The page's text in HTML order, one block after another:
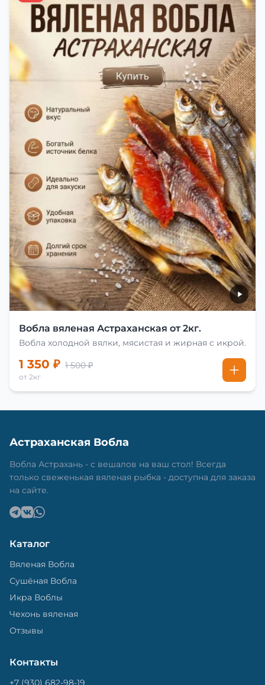
Вобла вяленая Астраханская от 2кг.
Вобла холодной вялки, мясистая и жирная с икрой.
1 350 ₽ 1 500 ₽
от 2кг
Астраханская Вобла
Вобла Астрахань - с вешалов на ваш стол! Всегда
только свеженькая вяленая рыбка - доступна для заказа
на сайте.
Каталог
Вяленая Вобла
Сушёная Вобла
Икра Воблы
Чехонь вяленая
Отзывы
Контакты
+7 (930) 682-98-19